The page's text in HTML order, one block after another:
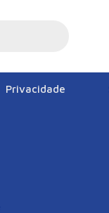
Privacidade